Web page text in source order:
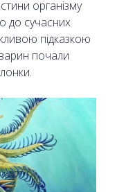
організму
до сучасних
підказкою
почали